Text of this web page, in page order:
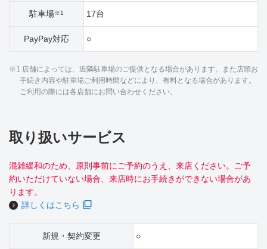
駐車場※1 17台
PayPay対応 ○
※1 店舗によっては、近隣駐車場のご提供となる場合があります。また店頭お
手続き内容や駐車場ご利用時間などにより、有料となる場合があります。
ご利用の際には各店舗にお問い合わせください。
取り扱いサービス
混雑緩和のため、原則事前にご予約のうえ、来店ください。ご予
約いただけていない場合、来店時にお手続きができない場合があ
ります。
詳しくはこちら
新規・契約変更 ○